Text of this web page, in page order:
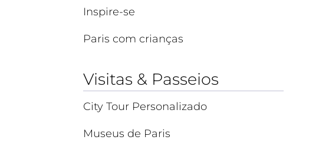
Inspire-se
Paris com crianças
Visitas & Passeios
City Tour Personalizado
Museus de Paris